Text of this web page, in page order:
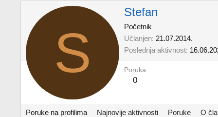
S
Stefan
Početnik
Učlanjen 21.07.2014.
Poslednja aktivnost
Poruka
0
Poruke na profilima Najnovije aktivnosti Poruke O